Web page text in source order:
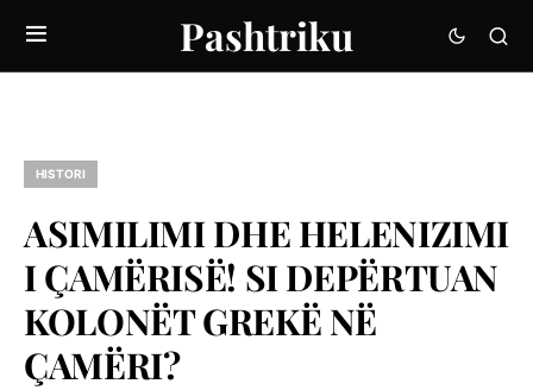
Pashtriku
HISTORI
ASIMILIMI DHE HELENIZIMI
I ÇAMËRISË! SI DEPËRTUAN
KOLONËT GREKË NË
ÇAMËRI?